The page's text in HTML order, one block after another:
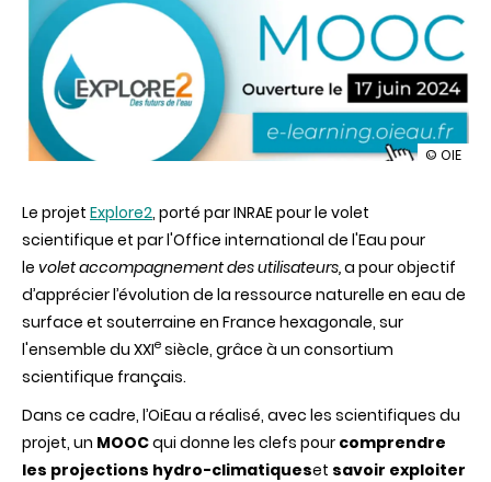
de
l'eau
© OIE
Le projet Explore2, porté par INRAE pour le volet
scientifique et par l'Office international de l'Eau pour
le volet accompagnement des utilisateurs,a pour objectif
d’apprécier l’évolution de la ressource naturelle en eau de
surface et souterraine en France hexagonale, sur
l'ensemble du XXIe siècle, grâce à un consortium
scientifique français.
Dans ce cadre, l’OiEau a réalisé, avec les scientifiques du
projet, un MOOCqui donne les clefs pour comprendre
les projections hydro-climatiqueset savoir exploiter